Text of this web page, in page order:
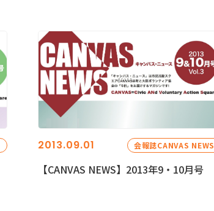
2013.09.01 会報誌CANVAS NEWS
【CANVAS NEWS】2013年9・10月号